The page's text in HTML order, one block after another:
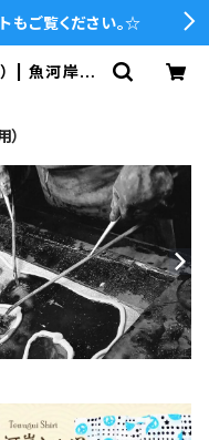
もご覧ください。☆
| 魚河岸シ